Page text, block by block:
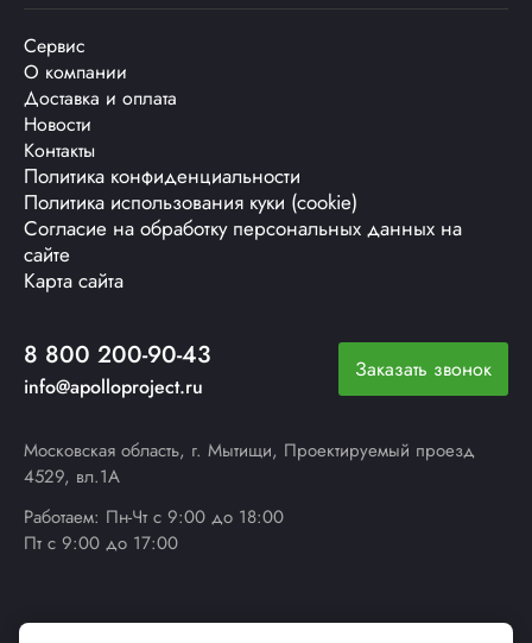
Сервис
О компании
Доставка и оплата
Новости
Контакты
Политика конфиденциальности
Политика использования куки (cookie)
Согласие на обработку персональных данных на
сайте
Карта сайта
8 800 200-90-43
info@apolloproject.ru
Заказать звонок
Московская область, г. Мытищи, Проектируемый проезд
4529, вл.1А
Работаем: Пн-Чт с 9:00 до 18:00
Пт с 9:00 до 17:00